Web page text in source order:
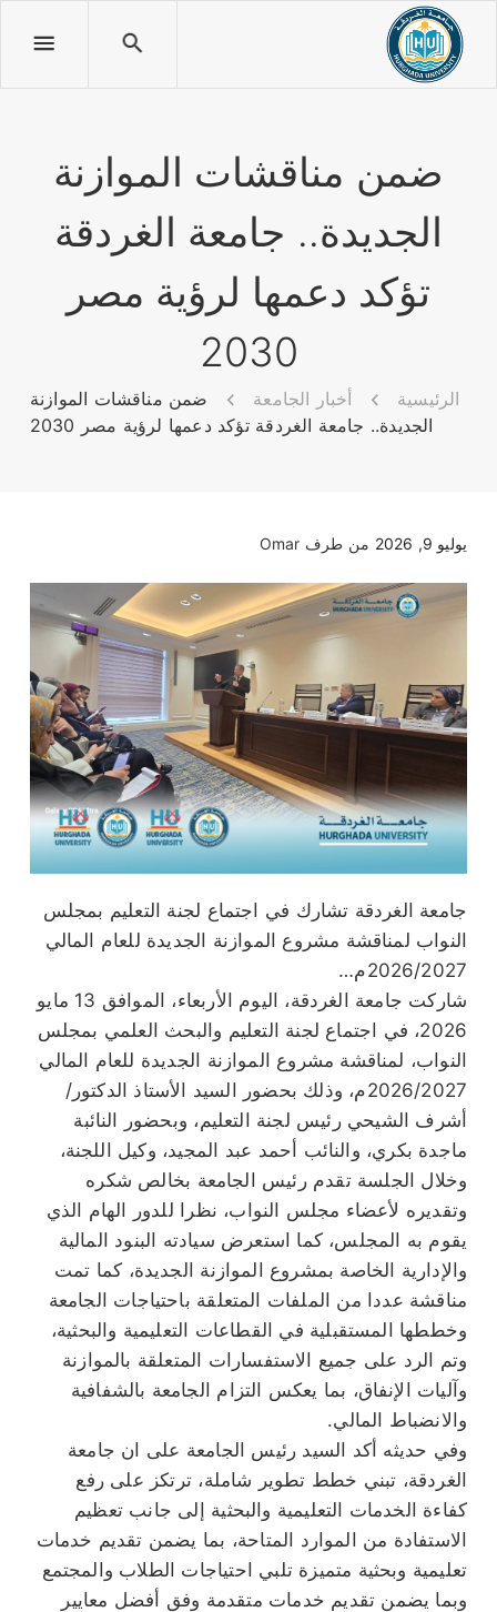
ضمن مناقشات الموازنة
الجديدة.. جامعة الغردقة
تؤكد دعمها لرؤية مصر
2030
الرئيسية أخبار الجامعة
ضمن مناقشات الموازنة
الجديدة.. جامعة الغردقة تؤكد دعمها لرؤية مصر 2030
يوليو 9, 2026 من طرف Omar
جامعة الغردقة تشارك في اجتماع لجنة التعليم بمجلس
النواب لمناقشة مشروع الموازنة الجديدة للعام المالي
2026/2027م…
شاركت جامعة الغردقة، اليوم الأربعاء، الموافق 13 مايو
2026، في اجتماع لجنة التعليم والبحث العلمي بمجلس
النواب، لمناقشة مشروع الموازنة الجديدة للعام المالي
2026/2027م، وذلك بحضور السيد الأستاذ الدكتور/
أشرف الشيحي رئيس لجنة التعليم، وبحضور النائبة
ماجدة بكري، والنائب أحمد عبد المجيد، وكيل اللجنة،
وخلال الجلسة تقدم رئيس الجامعة بخالص شكره
وتقديره لأعضاء مجلس النواب، نظرا للدور الهام الذي
يقوم به المجلس، كما استعرض سيادته البنود المالية
والإدارية الخاصة بمشروع الموازنة الجديدة، كما تمت
مناقشة عددا من الملفات المتعلقة باحتياجات الجامعة
وخططها المستقبلية في القطاعات التعليمية والبحثية،
وتم الرد على جميع الاستفسارات المتعلقة بالموازنة
وآليات الإنفاق، بما يعكس التزام الجامعة بالشفافية
والانضباط المالي.
وفي حديثه أكد السيد رئيس الجامعة على ان جامعة
الغردقة، تبني خطط تطوير شاملة، ترتكز على رفع
كفاءة الخدمات التعليمية والبحثية إلى جانب تعظيم
الاستفادة من الموارد المتاحة، بما يضمن تقديم خدمات
تعليمية وبحثية متميزة تلبي احتياجات الطلاب والمجتمع
وبما يضمن تقديم خدمات متقدمة وفق أفضل معايير